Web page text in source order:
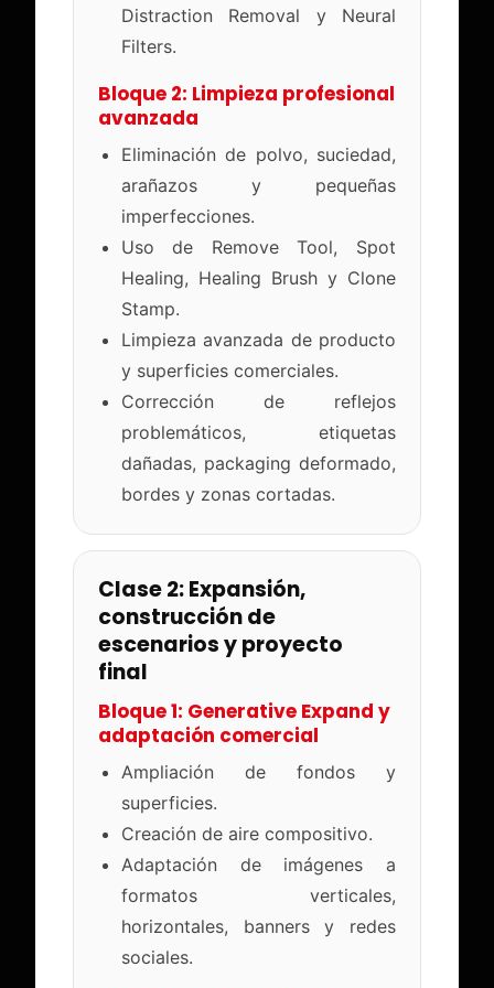
Distraction Removal y Neural
Filters.
Bloque 2: Limpieza profesional
avanzada
Eliminación de polvo, suciedad,
arañazos y pequeñas
imperfecciones.
Uso de Remove Tool, Spot
Healing, Healing Brush y Clone
Stamp.
Limpieza avanzada de producto
y superficies comerciales.
Corrección de reflejos
problemáticos, etiquetas
dañadas, packaging deformado,
bordes y zonas cortadas.
Clase 2: Expansión,
construcción de
escenarios y proyecto
final
Bloque 1: Generative Expand y
adaptación comercial
Ampliación de fondos y
superficies.
Creación de aire compositivo.
Adaptación de imágenes a
formatos verticales,
horizontales, banners y redes
sociales.